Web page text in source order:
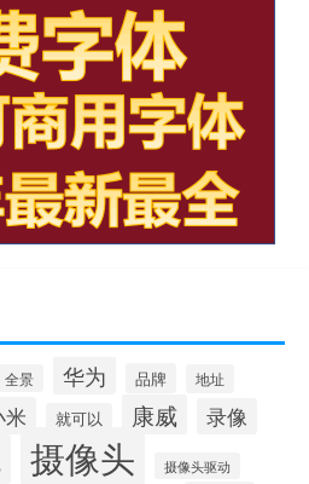
全景 华为 品牌 地址
米 就可以 康威 录像
摄像头 摄像头驱动